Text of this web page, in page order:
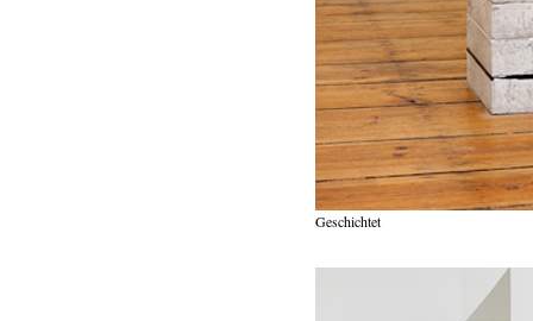
Geschichtet